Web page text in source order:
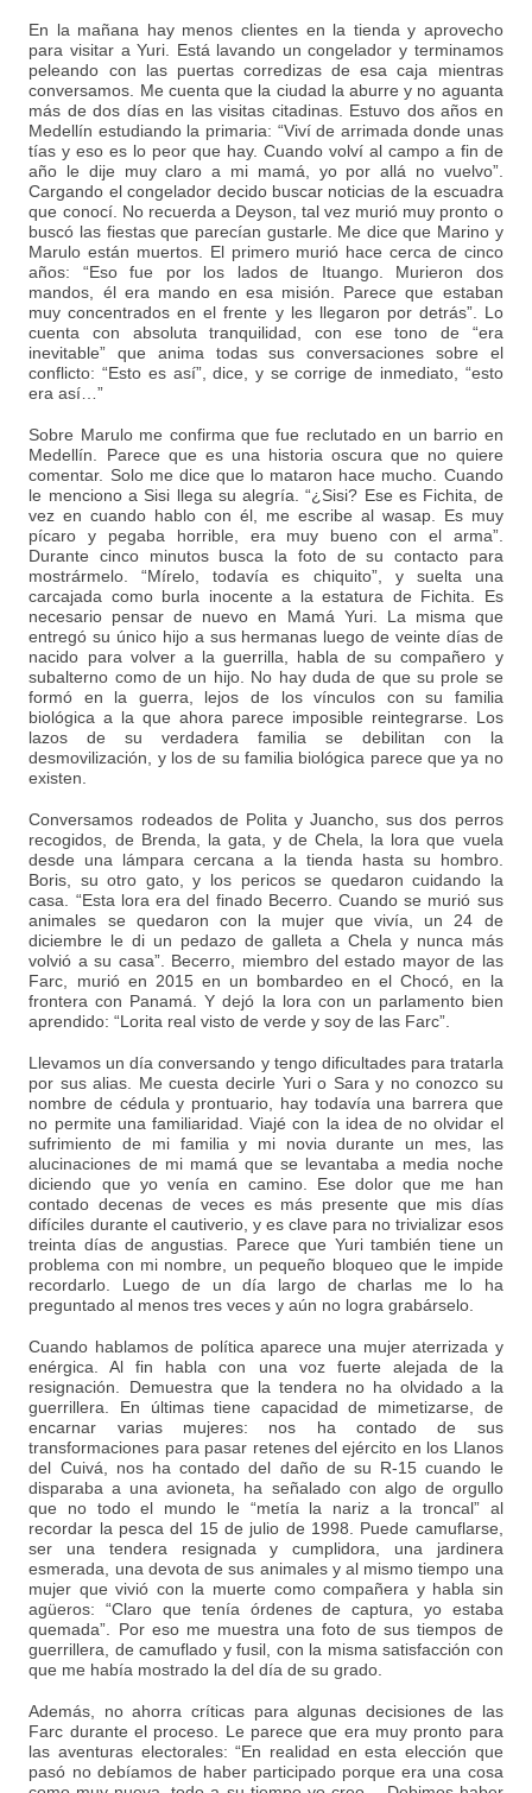
En la mañana hay menos clientes en la tienda y aprovecho
para visitar a Yuri. Está lavando un congelador y terminamos
peleando con las puertas corredizas de esa caja mientras
conversamos. Me cuenta que la ciudad la aburre y no aguanta
más de dos días en las visitas citadinas. Estuvo dos años en
Medellín estudiando la primaria: “Viví de arrimada donde unas
tías y eso es lo peor que hay. Cuando volví al campo a fin de
año le dije muy claro a mi mamá, yo por allá no vuelvo”.
Cargando el congelador decido buscar noticias de la escuadra
que conocí. No recuerda a Deyson, tal vez murió muy pronto o
buscó las fiestas que parecían gustarle. Me dice que Marino y
Marulo están muertos. El primero murió hace cerca de cinco
años: “Eso fue por los lados de Ituango. Murieron dos
mandos, él era mando en esa misión. Parece que estaban
muy concentrados en el frente y les llegaron por detrás”. Lo
cuenta con absoluta tranquilidad, con ese tono de “era
inevitable” que anima todas sus conversaciones sobre el
conflicto: “Esto es así”, dice, y se corrige de inmediato, “esto
era así…”
Sobre Marulo me confirma que fue reclutado en un barrio en
Medellín. Parece que es una historia oscura que no quiere
comentar. Solo me dice que lo mataron hace mucho. Cuando
le menciono a Sisi llega su alegría. “¿Sisi? Ese es Fichita, de
vez en cuando hablo con él, me escribe al wasap. Es muy
pícaro y pegaba horrible, era muy bueno con el arma”.
Durante cinco minutos busca la foto de su contacto para
mostrármelo. “Mírelo, todavía es chiquito”, y suelta una
carcajada como burla inocente a la estatura de Fichita. Es
necesario pensar de nuevo en Mamá Yuri. La misma que
entregó su único hijo a sus hermanas luego de veinte días de
nacido para volver a la guerrilla, habla de su compañero y
subalterno como de un hijo. No hay duda de que su prole se
formó en la guerra, lejos de los vínculos con su familia
biológica a la que ahora parece imposible reintegrarse. Los
lazos de su verdadera familia se debilitan con la
desmovilización, y los de su familia biológica parece que ya no
existen.
Conversamos rodeados de Polita y Juancho, sus dos perros
recogidos, de Brenda, la gata, y de Chela, la lora que vuela
desde una lámpara cercana a la tienda hasta su hombro.
Boris, su otro gato, y los pericos se quedaron cuidando la
casa. “Esta lora era del finado Becerro. Cuando se murió sus
animales se quedaron con la mujer que vivía, un 24 de
diciembre le di un pedazo de galleta a Chela y nunca más
volvió a su casa”. Becerro, miembro del estado mayor de las
Farc, murió en 2015 en un bombardeo en el Chocó, en la
frontera con Panamá. Y dejó la lora con un parlamento bien
aprendido: “Lorita real visto de verde y soy de las Farc”.
Llevamos un día conversando y tengo dificultades para tratarla
por sus alias. Me cuesta decirle Yuri o Sara y no conozco su
nombre de cédula y prontuario, hay todavía una barrera que
no permite una familiaridad. Viajé con la idea de no olvidar el
sufrimiento de mi familia y mi novia durante un mes, las
alucinaciones de mi mamá que se levantaba a media noche
diciendo que yo venía en camino. Ese dolor que me han
contado decenas de veces es más presente que mis días
difíciles durante el cautiverio, y es clave para no trivializar esos
treinta días de angustias. Parece que Yuri también tiene un
problema con mi nombre, un pequeño bloqueo que le impide
recordarlo. Luego de un día largo de charlas me lo ha
preguntado al menos tres veces y aún no logra grabárselo.
Cuando hablamos de política aparece una mujer aterrizada y
enérgica. Al fin habla con una voz fuerte alejada de la
resignación. Demuestra que la tendera no ha olvidado a la
guerrillera. En últimas tiene capacidad de mimetizarse, de
encarnar varias mujeres: nos ha contado de sus
transformaciones para pasar retenes del ejército en los Llanos
del Cuivá, nos ha contado del daño de su R-15 cuando le
disparaba a una avioneta, ha señalado con algo de orgullo
que no todo el mundo le “metía la nariz a la troncal” al
recordar la pesca del 15 de julio de 1998. Puede camuflarse,
ser una tendera resignada y cumplidora, una jardinera
esmerada, una devota de sus animales y al mismo tiempo una
mujer que vivió con la muerte como compañera y habla sin
agüeros: “Claro que tenía órdenes de captura, yo estaba
quemada”. Por eso me muestra una foto de sus tiempos de
guerrillera, de camuflado y fusil, con la misma satisfacción con
que me había mostrado la del día de su grado.
Además, no ahorra críticas para algunas decisiones de las
Farc durante el proceso. Le parece que era muy pronto para
las aventuras electorales: “En realidad en esta elección que
pasó no debíamos de haber participado porque era una cosa